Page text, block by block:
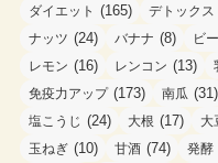
ダイエット (165) デトックス
ナッツ (24) バナナ (8) ビ
レモン (16) レンコン (13)
免疫力アップ(173) 南瓜 (31)
塩こうじ (24) 大根 (17) 大
玉ねぎ (10) 甘酒 (74) 発酵